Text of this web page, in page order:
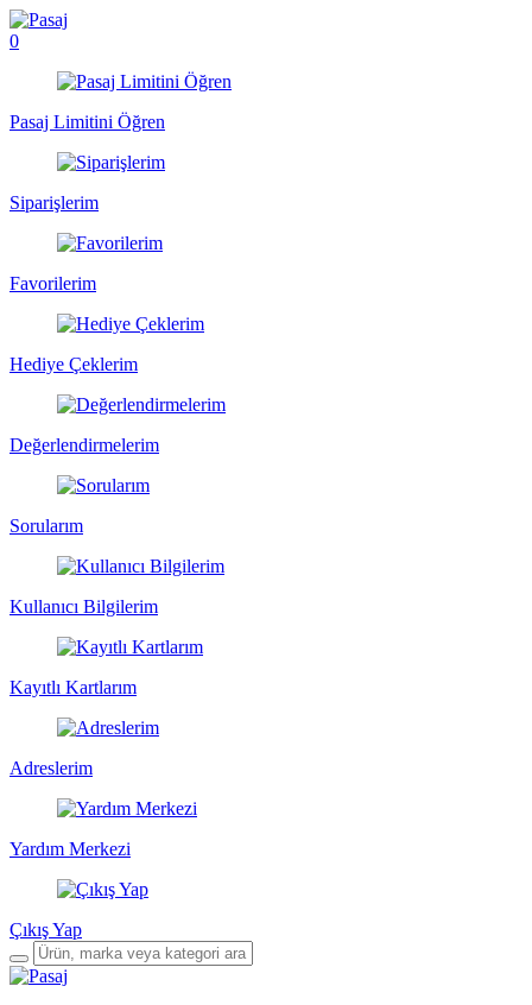
0
Pasaj Limitini Öğren
Siparişlerim
Favorilerim
Hediye Çeklerim
Değerlendirmelerim
Sorularım
Kullanıcı Bilgilerim
Kayıtlı Kartlarım
Adreslerim
Yardım Merkezi
Çıkış Yap